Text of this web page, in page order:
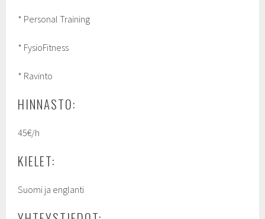
* Personal Training
* FysioFitness
* Ravinto
HINNASTO:
45€/h
KIELET:
Suomi ja englanti